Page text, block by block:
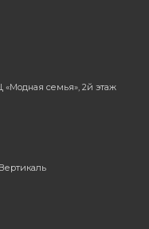
«Модная семья», 2й этаж